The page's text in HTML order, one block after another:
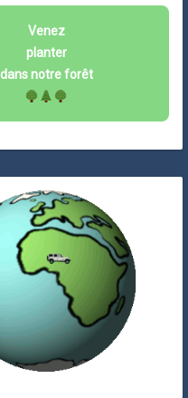
Venez
planter
dans notre forêt